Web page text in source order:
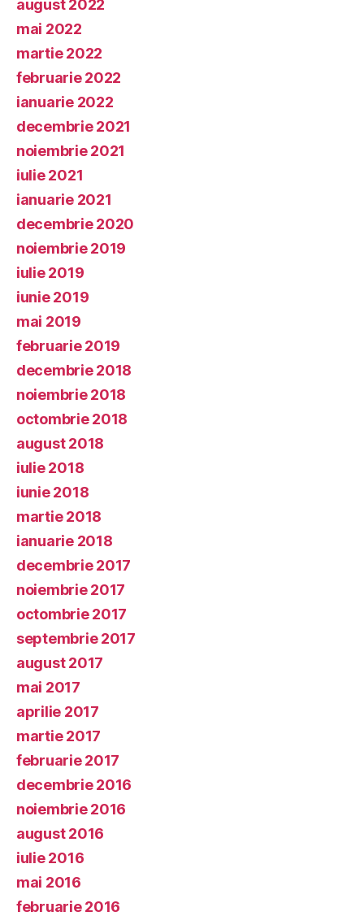
august 2022
mai 2022
martie 2022
februarie 2022
ianuarie 2022
decembrie 2021
noiembrie 2021
iulie 2021
ianuarie 2021
decembrie 2020
noiembrie 2019
iulie 2019
iunie 2019
mai 2019
februarie 2019
decembrie 2018
noiembrie 2018
octombrie 2018
august 2018
iulie 2018
iunie 2018
martie 2018
ianuarie 2018
decembrie 2017
noiembrie 2017
octombrie 2017
septembrie 2017
august 2017
mai 2017
aprilie 2017
martie 2017
februarie 2017
decembrie 2016
noiembrie 2016
august 2016
iulie 2016
mai 2016
februarie 2016